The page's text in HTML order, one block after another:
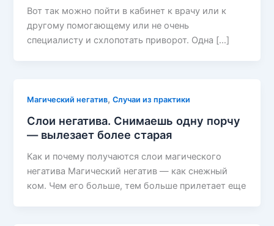
Вот так можно пойти в кабинет к врачу или к
другому помогающему или не очень
специалисту и схлопотать приворот. Одна […]
Магический негатив,Случаи из практики
Слои негатива. Снимаешь одну порчу
— вылезает более старая
Как и почему получаются слои магического
негатива Магический негатив — как снежный
ком. Чем его больше, тем больше прилетает еще